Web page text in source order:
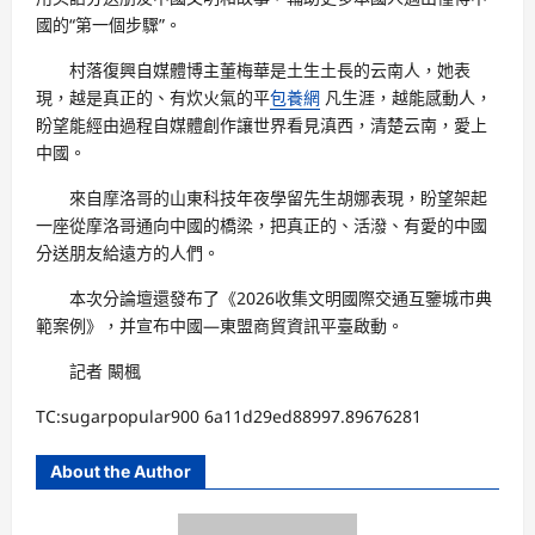
國的“第一個步驟”。
村落復興自媒體博主董梅華是土生土長的云南人，她表
現，越是真正的、有炊火氣的平包養網 凡生涯，越能感動人，
盼望能經由過程自媒體創作讓世界看見滇西，清楚云南，愛上
中國。
來自摩洛哥的山東科技年夜學留先生胡娜表現，盼望架起
一座從摩洛哥通向中國的橋梁，把真正的、活潑、有愛的中國
分送朋友給遠方的人們。
本次分論壇還發布了《2026收集文明國際交通互鑒城市典
範案例》，并宣布中國—東盟商貿資訊平臺啟動。
記者 闞楓
TC:sugarpopular900 6a11d29ed88997.89676281
About the Author